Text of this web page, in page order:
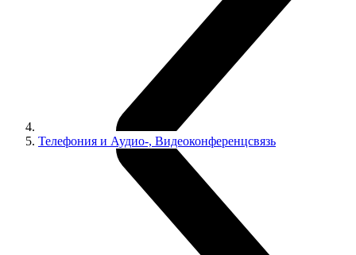
Телефония и Аудио-, Видеоконференцсвязь